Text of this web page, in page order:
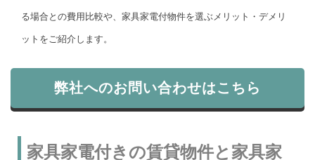
る場合との費用比較や、家具家電付物件を選ぶメリット・デメリ
ットをご紹介します。
弊社へのお問い合わせはこちら
家具家電付きの賃貸物件と家具家